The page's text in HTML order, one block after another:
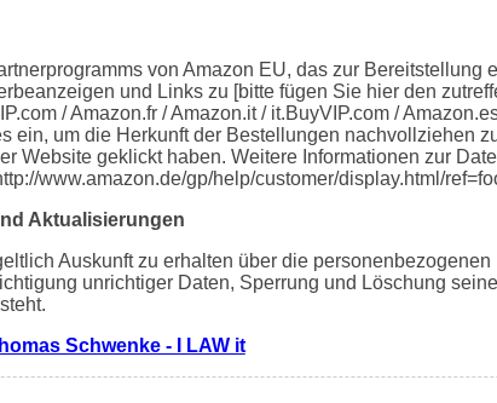
von Amazon EU, das zur Bereitstellung
und Links zu [bitte fügen Sie hier den
/ Amazon.fr / Amazon.it / it.BuyVIP.com /
ein, um die Herkunft der Bestellungen nachvollziehen
Website geklickt haben. Weitere Informationen zur
www.amazon.de/gp/help/customer/display.html/
Aktualisierungen
Auskunft zu erhalten über die
unrichtiger Daten, Sperrung und Löschung
Schwenke - I LAW it